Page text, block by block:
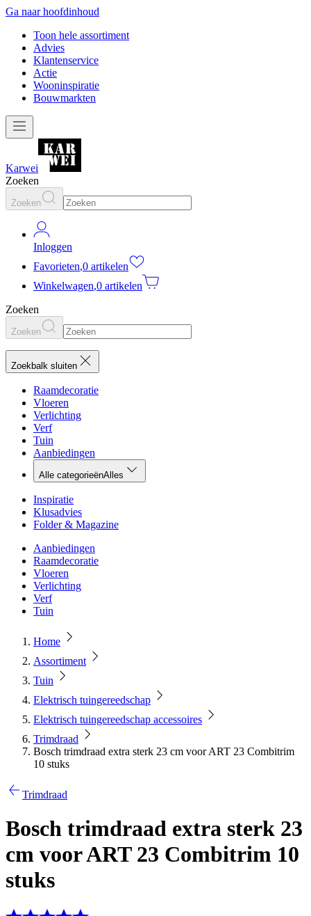
Ga naar hoofdinhoud
Toon hele assortiment
Advies
Klantenservice
Actie
Wooninspiratie
Bouwmarkten
Karwei
Zoeken
Zoeken
Inloggen
Favorieten,0 artikelen
Winkelwagen,0 artikelen
Zoeken
Zoeken
Zoekbalk sluiten
Raamdecoratie
Vloeren
Verlichting
Verf
Tuin
Aanbiedingen
Alle categorieënAlles
Inspiratie
Klusadvies
Folder & Magazine
Aanbiedingen
Raamdecoratie
Vloeren
Verlichting
Verf
Tuin
Home
Assortiment
Tuin
Elektrisch tuingereedschap
Elektrisch tuingereedschap accessoires
Trimdraad
Bosch trimdraad extra sterk 23 cm voor ART 23 Combitrim
10 stuks
Trimdraad
Bosch trimdraad extra sterk 23
cm voor ART 23 Combitrim 10
stuks